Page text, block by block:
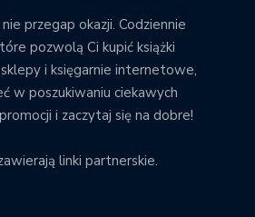
przegap okazji. Codziennie
pozwolą Ci kupić książki
i księgarnie internetowe,
w poszukiwaniu ciekawych
i zaczytaj się na dobre!
linki partnerskie.